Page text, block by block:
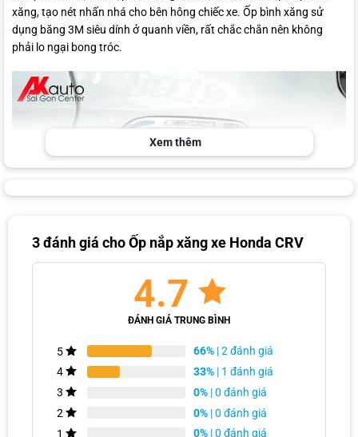
xăng, tạo nét nhấn nhá cho bên hông chiếc xe. Ốp bình xăng sử
dụng băng 3M siêu dính ở quanh viền, rất chắc chắn nên không
phải lo ngại bong tróc.
Ưu điểm từ ốp nắp bình xăng xe Honda CRV
bánh sau ô tô Honda CRV.
Ốp nắp bình xăng Honda CRV giúp bảo vệ lớp sơn của chiếc xe
tránh bị trầy xước mỗi khi mở nắp bơm xăng.
Xem thêm
3 đánh giá choỐp nắp xăng xe Honda CRV
4.7
ĐÁNH GIÁ TRUNG BÌNH
5 66% | 2 đánh giá
4
33% | 1 đánh giá
3
0% | 0 đánh giá
2
0% | 0 đánh giá
1
0% | 0 đánh giá